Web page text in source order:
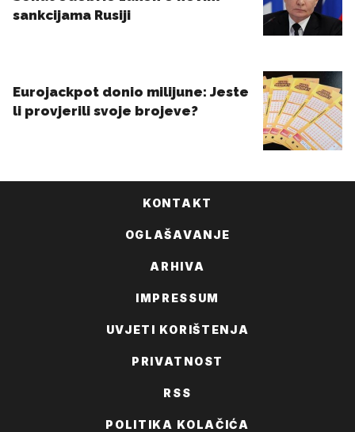
KONTAKT
OGLAŠAVANJE
ARHIVA
IMPRESSUM
UVJETI KORIŠTENJA
PRIVATNOST
RSS
POLITIKA KOLAČIĆA